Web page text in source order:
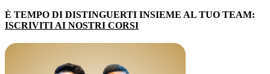
È TEMPO DI DISTINGUERTI INSIEME AL TUO TEAM:
ISCRIVITI AI NOSTRI CORSI